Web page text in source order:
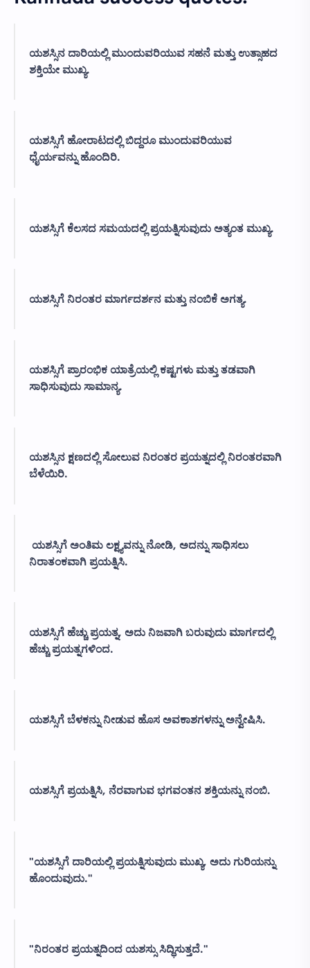
ಯಶಸ್ಸಿನ ದಾರಿಯಲ್ಲಿ ಮುಂದುವರಿಯುವ ಸಹನೆ ಮತ್ತು ಉತ್ಸಾಹದ
ಶಕ್ತಿಯೇ ಮುಖ್ಯ.
ಯಶಸ್ಸಿಗೆ ಹೋರಾಟದಲ್ಲಿ ಬಿದ್ದರೂ ಮುಂದುವರಿಯುವ
ಧೈರ್ಯವನ್ನು ಹೊಂದಿರಿ.
ಯಶಸ್ಸಿಗೆ ಕೆಲಸದ ಸಮಯದಲ್ಲಿ ಪ್ರಯತ್ನಿಸುವುದು ಅತ್ಯಂತ ಮುಖ್ಯ.
ಯಶಸ್ಸಿಗೆ ನಿರಂತರ ಮಾರ್ಗದರ್ಶನ ಮತ್ತು ನಂಬಿಕೆ ಅಗತ್ಯ.
ಯಶಸ್ಸಿಗೆ ಪ್ರಾರಂಭಿಕ ಯಾತ್ರೆಯಲ್ಲಿ ಕಷ್ಟಗಳು ಮತ್ತು ತಡವಾಗಿ
ಸಾಧಿಸುವುದು ಸಾಮಾನ್ಯ.
ಯಶಸ್ಸಿನ ಕ್ಷಣದಲ್ಲಿ ಸೋಲುವ ನಿರಂತರ ಪ್ರಯತ್ನದಲ್ಲಿ ನಿರಂತರವಾಗಿ
ಬೆಳೆಯಿರಿ.
ಯಶಸ್ಸಿಗೆ ಅಂತಿಮ ಲಕ್ಷ್ಯವನ್ನು ನೋಡಿ, ಅದನ್ನು ಸಾಧಿಸಲು
ನಿರಾತಂಕವಾಗಿ ಪ್ರಯತ್ನಿಸಿ.
ಯಶಸ್ಸಿಗೆ ಹೆಚ್ಚು ಪ್ರಯತ್ನ, ಅದು ನಿಜವಾಗಿ ಬರುವುದು ಮಾರ್ಗದಲ್ಲಿ
ಹೆಚ್ಚು ಪ್ರಯತ್ನಗಳಿಂದ.
ಯಶಸ್ಸಿಗೆ ಬೆಳಕನ್ನು ನೀಡುವ ಹೊಸ ಅವಕಾಶಗಳನ್ನು ಅನ್ವೇಷಿಸಿ.
ಯಶಸ್ಸಿಗೆ ಪ್ರಯತ್ನಿಸಿ, ನೆರವಾಗುವ ಭಗವಂತನ ಶಕ್ತಿಯನ್ನು ನಂಬಿ.
"ಯಶಸ್ಸಿಗೆ ದಾರಿಯಲ್ಲಿ ಪ್ರಯತ್ನಿಸುವುದು ಮುಖ್ಯ, ಅದು ಗುರಿಯನ್ನು
ಹೊಂದುವುದು."
"ನಿರಂತರ ಪ್ರಯತ್ನದಿಂದ ಯಶಸ್ಸು ಸಿದ್ಧಿಸುತ್ತದೆ."